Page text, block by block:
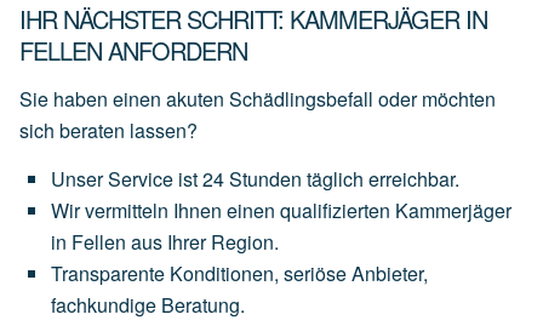
IHR NÄCHSTER SCHRITT: KAMMERJÄGER IN
FELLEN ANFORDERN
Sie haben einen akuten Schädlingsbefall oder möchten
sich beraten lassen?
UnserService ist24 Stunden täglich erreichbar.
Wirvermitteln Ihnen einen qualifizierten Kammerjäger
in Fellen aus Ihrer Region.
Transparente Konditionen, seriöseAnbieter,
fachkundige Beratung.